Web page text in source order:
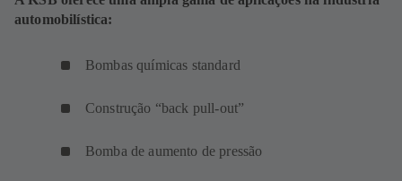
automobilística:
Bombas químicas standard
Construção “back pull-out”
Bomba de aumento de pressão